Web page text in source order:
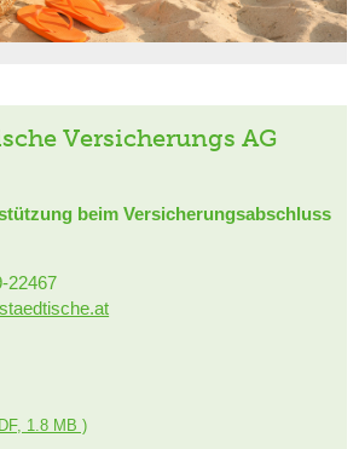
Versicherungs AG
beim Versicherungsabschluss
22467
1.8 MB )